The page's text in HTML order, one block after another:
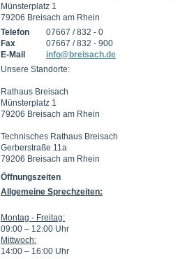
Münsterplatz 1
79206 Breisach am Rhein
Telefon
07667 / 832 - 0
Fax
07667 / 832 - 900
E-Mail
info@breisach.de
Unsere Standorte:
Rathaus Breisach
Münsterplatz 1
79206 Breisach am Rhein
Technisches Rathaus Breisach
Gerberstraße 11a
79206 Breisach am Rhein
Öffnungszeiten
Allgemeine Sprechzeiten:
Montag - Freitag:
09:00 – 12:00 Uhr
Mittwoch:
14:00 – 16:00 Uhr